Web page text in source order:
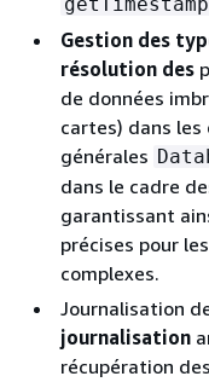
Gestion des
résolution des
de données
cartes) dans
générales
dans le cadre
garantissant
précises pour
complexes.
Journalisation
journalisation
récupération